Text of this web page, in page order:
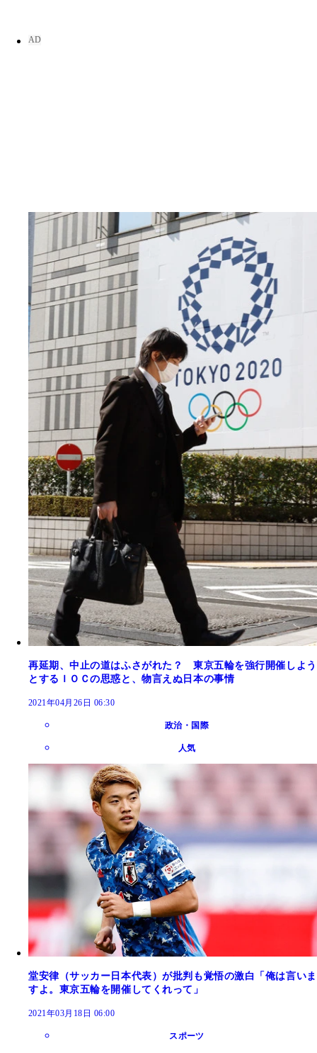
再延期、中止の道はふさがれた？ 東京五輪を強行開催しよう
とするＩＯＣの思惑と、物言えぬ日本の事情
2021年04月26日 06:30
政治・国際
人気
堂安律（サッカー日本代表）が批判も覚悟の激白「俺は言いま
すよ。東京五輪を開催してくれって」
2021年03月18日 06:00
スポーツ